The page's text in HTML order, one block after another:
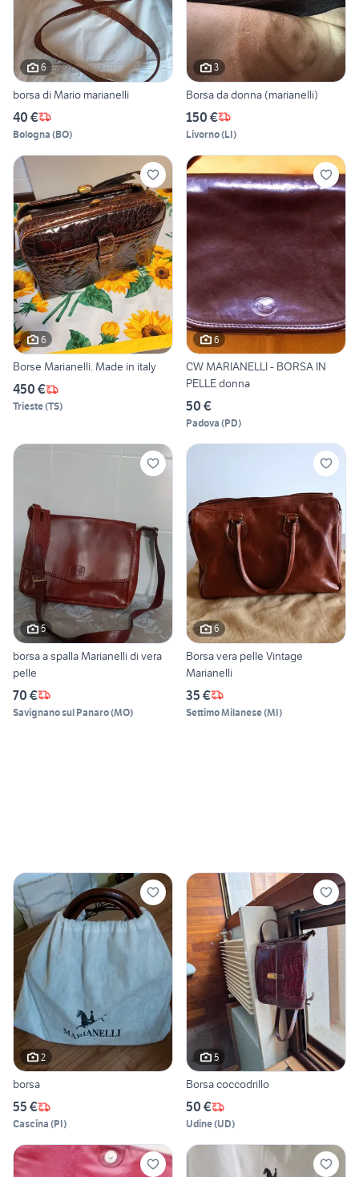
6
borsa di Mario marianelli
40 €
Bologna (BO)
3
Borsa da donna (marianelli)
150 €
Livorno(LI)
6
Borse Marianelli. Made in italy
450 €
Trieste(TS)
6
CW MARIANELLI - BORSA IN
PELLE donna
50 €
Padova (PD)
5
borsa a spalla Marianelli di vera
pelle
70 €
Savignano sul Panaro(MO)
6
Borsa vera pelle Vintage
Marianelli
35 €
Settimo Milanese(MI)
2
borsa
55 €
Cascina (PI)
5
Borsa coccodrillo
50 €
Udine(UD)